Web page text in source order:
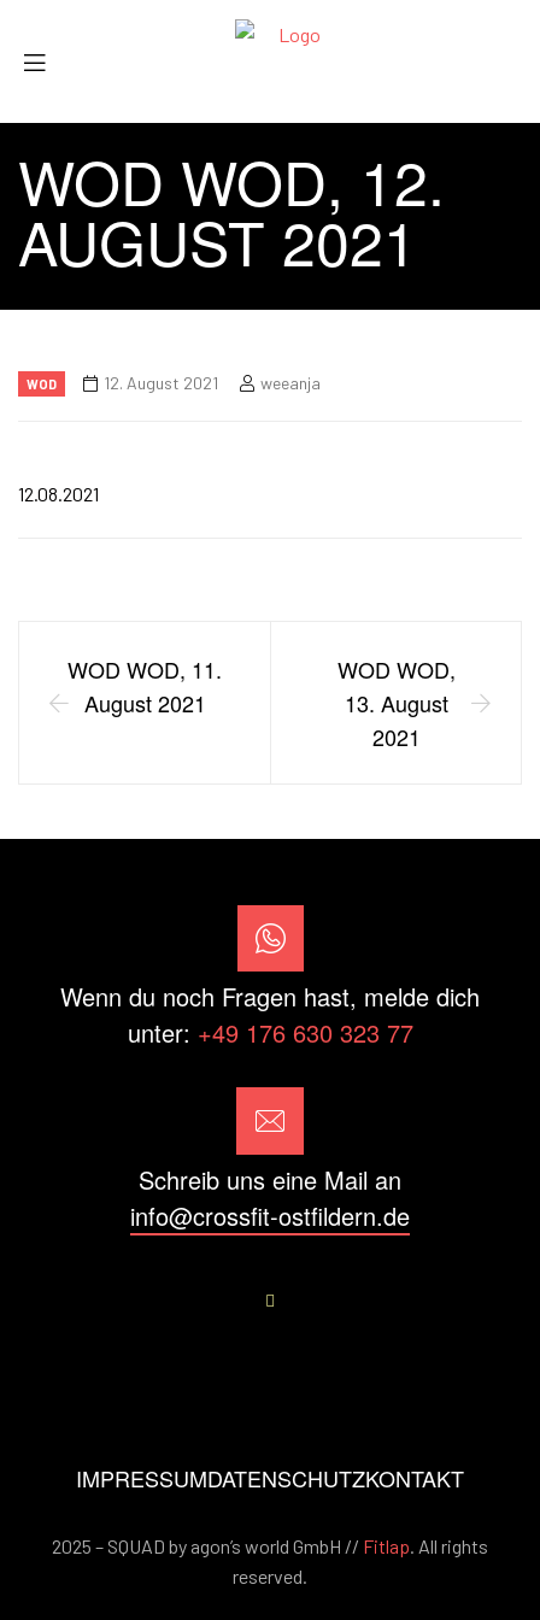
WOD WOD, 12.
AUGUST 2021
WOD 12. August 2021 weeanja
12.08.2021
WOD WOD, 11.
August 2021
WOD WOD,
13. August
2021
Wenn du noch Fragen hast, melde dich
unter: +49 176 630 323 77
Schreib uns eine Mail an
info@crossfit-ostfildern.de
IMPRESSUMDATENSCHUTZKONTAKT
2025 – SQUAD by agon’s world GmbH // Fitlap. All rights
reserved.